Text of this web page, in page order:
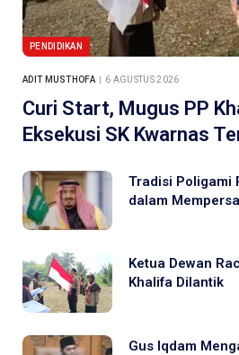
PENDIDIKAN
ADIT MUSTHOFA 6 AGUSTUS 2026
Curi Start, Mugus PP
Eksekusi SK Kwarnas
Tradisi Poligami
dalam
Ketua Dewan
Khalifa Dilantik
Gus Iqdam